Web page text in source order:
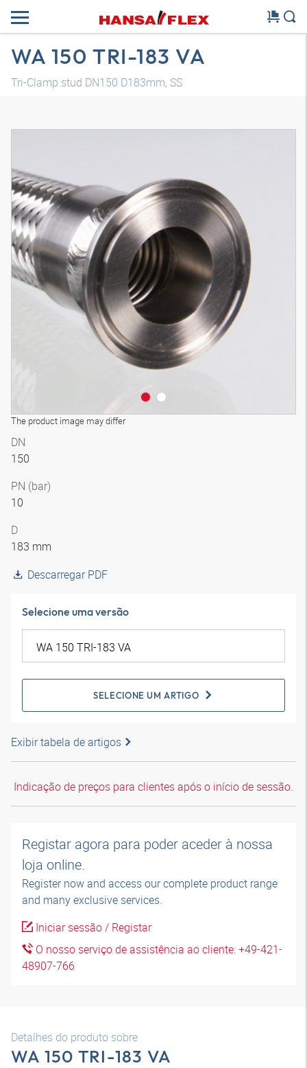
WA 150 TRI-183 VA
Tri-Clamp stud DN150 D183mm, SS
The product image may differ
DN
150
PN (bar)
10
D
183 mm
Descarregar PDF
Selecione uma versão
SELECIONE UM ARTIGO
Exibir tabela de artigos
Indicação de preços para clientes após o início de sessão.
Registar agora para poder aceder à nossa
loja online.
Register now and access our complete product range
and many exclusive services.
Iniciar sessão / Registar
O nosso serviço de assistência ao cliente: +49-421-
48907-766
Detalhes do produto sobre
WA 150 TRI-183 VA